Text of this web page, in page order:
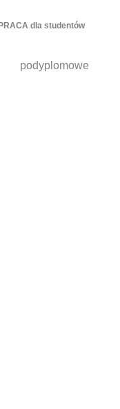
PRACA dla studentów
podyplomowe